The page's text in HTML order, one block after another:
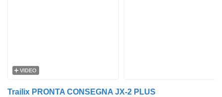
VIDEO
Trailix PRONTA CONSEGNA JX-2 PLUS